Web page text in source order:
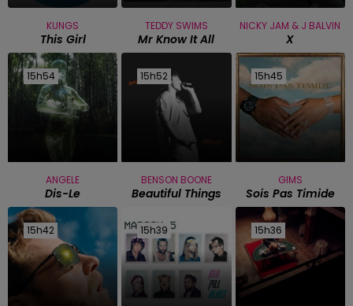
KUNGS
This Girl
TEDDY SWIMS
Mr Know It All
NICKY JAM & J BALVIN
X
15h54
15h54
ANGELE
Dis-Le
15h52
15h52
BENSON BOONE
Beautiful Things
15h45
15h45
GIMS
Sois Pas Timide
15h42
15h42 15h39
15h39 15h36
15h36